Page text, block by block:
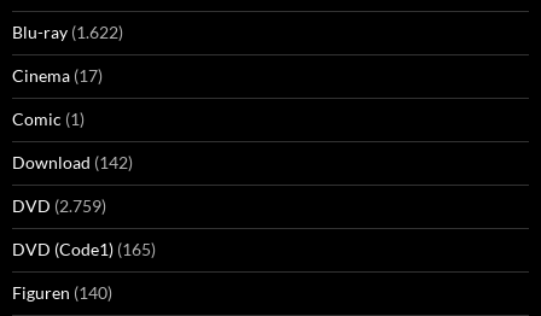
Blu-ray (1.622)
Cinema (17)
Comic (1)
Download (142)
DVD (2.759)
DVD (Code1) (165)
Figuren (140)